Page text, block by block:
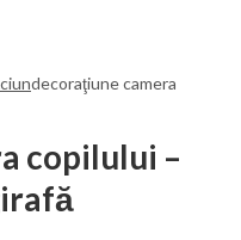
decoraţiune camera
copilului –